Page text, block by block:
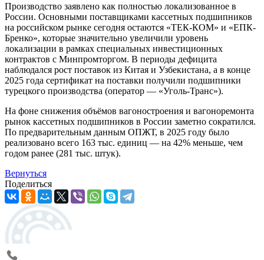
Производство заявлено как полностью локализованное в
России. Основными поставщиками кассетных подшипников
на российском рынке сегодня остаются «ТЕК-КОМ» и «ЕПК-
Бренко», которые значительно увеличили уровень
локализации в рамках специальных инвестиционных
контрактов с Минпромторгом. В периоды дефицита
наблюдался рост поставок из Китая и Узбекистана, а в конце
2025 года сертификат на поставки получили подшипники
турецкого производства (оператор — «Уголь-Транс»).
На фоне снижения объёмов вагоностроения и вагоноремонта
рынок кассетных подшипников в России заметно сократился.
По предварительным данным ОПЖТ, в 2025 году было
реализовано всего 163 тыс. единиц — на 42% меньше, чем
годом ранее (281 тыс. штук).
Вернуться
Поделиться